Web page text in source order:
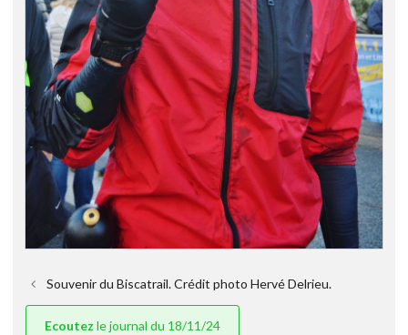
Souvenir du Biscatrail. Crédit photo Hervé Delrieu.
Ecoutez le journal du 18/11/24